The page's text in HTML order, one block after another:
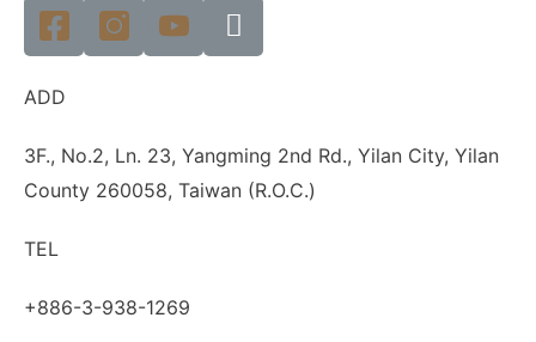
ADD
3F., No.2, Ln. 23, Yangming 2nd Rd., Yilan City, Yilan
County 260058, Taiwan (R.O.C.)
TEL
+886-3-938-1269